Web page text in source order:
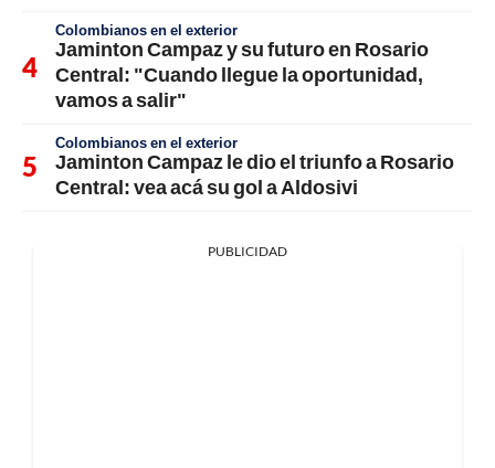
Colombianos en el exterior
Jaminton Campaz y su futuro en Rosario
Central: "Cuando llegue la oportunidad,
vamos a salir"
Colombianos en el exterior
Jaminton Campaz le dio el triunfo a Rosario
Central: vea acá su gol a Aldosivi
PUBLICIDAD